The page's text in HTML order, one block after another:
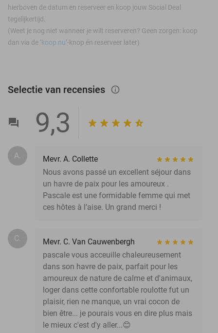
hierboven de datum en reserveer en koop jouw Social Deal
tegelijkertijd.
(Weet je nog niet wanneer je wilt reserveren? Geen zorgen: koop
dan via de ‘koop nu’-knop én reserveer later)
Selectie van recensies info_outlined
9,3
A.
Mevr. A. Collette
Nous avons passé un excellent séjour dans
un havre de paix pour les amoureux .
Pascale est une formidable femme qui met
ces hôtes à l’aise. Un grand merci !
C.
Mevr. C. Van Cauwenbergh
pascale vous acceuille chaleureusement
dans son havre de paix, parfait pour les
amoureux de nature de calme et d'animaux,
loger dans cette confortable roulotte fut un
plaisir, rien ne manque, un vrai cocon de
bien être... je pourais vous en dire plus mais
le mieux c'est d'y aller...😊